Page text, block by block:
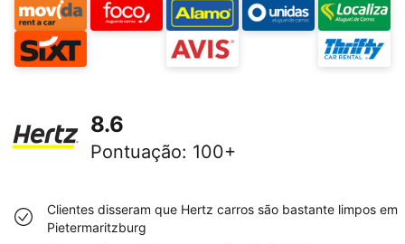
8.6
Pontuação: 100+
Clientes disseram que Hertz carros são bastante limpos em
Pietermaritzburg